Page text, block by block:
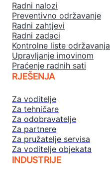
Radni nalozi
Preventivno održavanje
Radni zahtjevi
Radni zadaci
Kontrolne liste održavanja
Upravljanje imovinom
Praćenje radnih sati
RJEŠENJA
Za voditelje
Za tehničare
Za odobravatelje
Za partnere
Za pružatelje servisa
Za voditelje objekata
INDUSTRIJE